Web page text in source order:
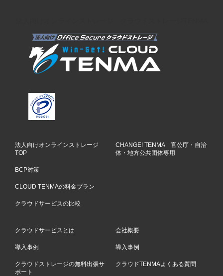
法人向けオンラインストレージ
TOP
BCP対策
CLOUD TENMAの料金プラン
クラウドサービスの比較
CHANGE! TENMA 官公庁・自治
体・地方公共団体専用
クラウドサービスとは
導入事例
クラウドストレージの無料出張サ
ポート
会社概要
導入事例
クラウドTENMAよくある質問